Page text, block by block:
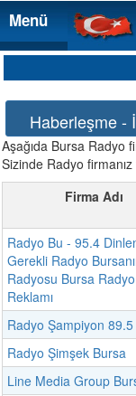
Menü
Menü
Haberleşme -
Aşağıda Bursa Radyo
Sizinde Radyo
Firma Adı
Radyo Bu - 95.4
Gerekli Radyo
Radyosu Bursa Radyo
Reklamı
Radyo Şampiyon
Radyo Şimşek Bursa
Line Media Group